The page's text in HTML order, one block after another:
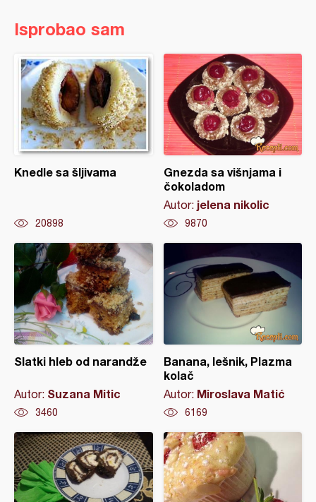
Isprobao sam
Knedle sa šljivama
20898
Gnezda sa višnjama i
čokoladom
Autor: jelena nikolic
9870
Slatki hleb od narandže
Autor: Suzana Mitic
3460
Banana, lešnik, Plazma
kolač
Autor: Miroslava Matić
6169